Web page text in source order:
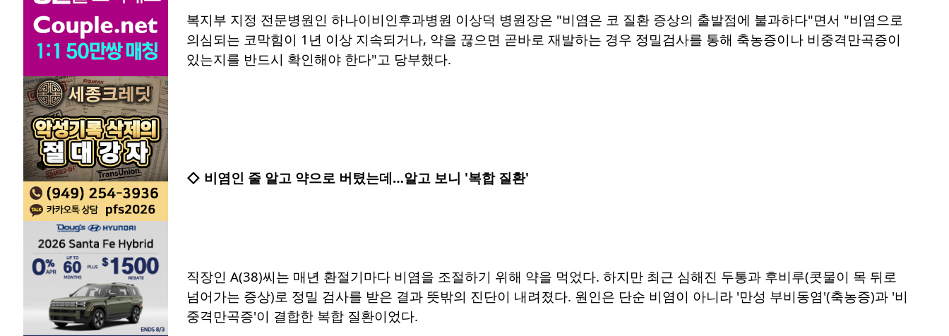
복지부 지정 전문병원인 하나이비인후과병원 이상덕 병원장은 "비염은 코 질환 증상의 출발점에 불과하다"면서 "비염으로
의심되는 코막힘이 1년 이상 지속되거나, 약을 끊으면 곧바로 재발하는 경우 정밀검사를 통해 축농증이나 비중격만곡증이
있는지를 반드시 확인해야 한다"고 당부했다.
◇ 비염인 줄 알고 약으로 버텼는데…알고 보니 '복합 질환'
직장인 A(38)씨는 매년 환절기마다 비염을 조절하기 위해 약을 먹었다. 하지만 최근 심해진 두통과 후비루(콧물이 목 뒤로
넘어가는 증상)로 정밀 검사를 받은 결과 뜻밖의 진단이 내려졌다. 원인은 단순 비염이 아니라 '만성 부비동염'(축농증)과 '비
중격만곡증'이 결합한 복합 질환이었다.